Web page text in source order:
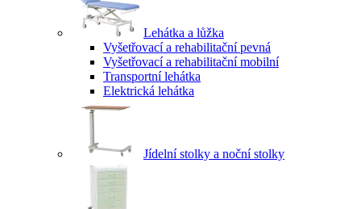
Lehátka a lůžka
Vyšetřovací a rehabilitační pevná
Vyšetřovací a rehabilitační mobilní
Transportní lehátka
Elektrická lehátka
Jídelní stolky a noční stolky